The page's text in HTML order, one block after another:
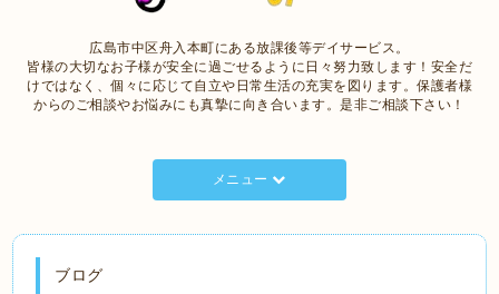
広島市中区舟入本町にある放課後等デイサービス。
皆様の大切なお子様が安全に過ごせるように日々努力致します！安全だ
けではなく、個々に応じて自立や日常生活の充実を図ります。保護者様
からのご相談やお悩みにも真摯に向き合います。是非ご相談下さい！
メニュー
ブログ